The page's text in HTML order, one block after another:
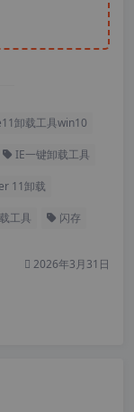
卸载工具win10
IE一键卸载工具
11卸载
工具 闪存
2026年3月31日